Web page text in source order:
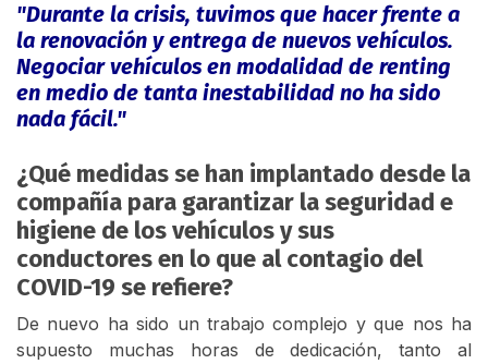
"Durante la crisis, tuvimos que hacer frente a
la renovación y entrega de nuevos vehículos.
Negociar vehículos en modalidad de renting
en medio de tanta inestabilidad no ha sido
nada fácil."
¿Qué medidas se han implantado desde la
compañía para garantizar la seguridad e
higiene de los vehículos y sus
conductores en lo que al contagio del
COVID-19 se refiere?
De nuevo ha sido un trabajo complejo y que nos ha
supuesto muchas horas de dedicación, tanto al